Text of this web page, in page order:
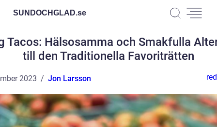
SUNDOCHGLAD.se
Tacos: Hälsosamma och Smakfulla
till den Traditionella Favoriträtten
2023 Jon Larsson